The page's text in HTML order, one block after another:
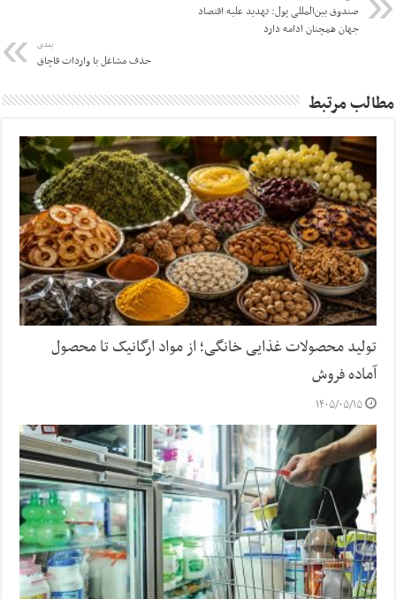
صندوق بین‌المللی پول: تهدید علیه اقتصاد
جهان همچنان ادامه دارد
بعدی
حذف مشاغل با واردات قاچاق
مطالب مرتبط
تولید محصولات غذایی خانگی؛ از مواد ارگانیک تا محصول
آماده فروش
۱۴۰۵/۰۵/۱۵